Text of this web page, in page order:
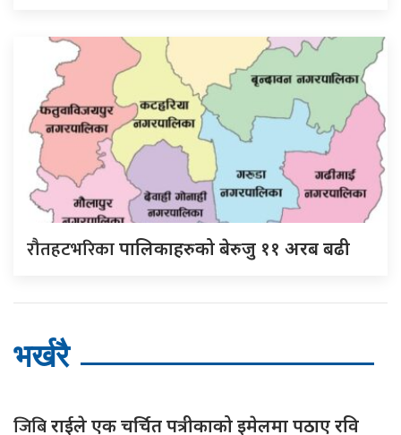
रौतहटभरिकापालिकाहरुको बेरुजु ११ अरब बढी
भर्खरै
जिबिराईले एक चर्चित पत्रीकाको इमेलमा पठाए रवि